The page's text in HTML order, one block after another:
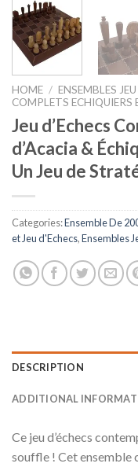
HOME / ENSEMBLES
COMPLETS ECHIQUIERS
Jeu d’Echecs
d’Acacia &
Un Jeu de
Categories:Ensemble De
et Jeu d'Echecs,Ensembles
DESCRIPTION
ADDITIONAL
Ce jeu d’échecs
souffle ! Cet ensemble